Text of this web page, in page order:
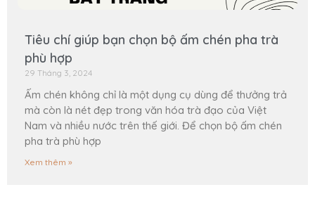
Tiêu chí giúp bạn chọn bộ ấm chén pha trà
phù hợp
29 Tháng 3, 2024
Ấm chén không chỉ là một dụng cụ dùng để thưởng trả
mà còn là nét đẹp trong văn hóa trà đạo của Việt
Nam và nhiều nước trên thế giới. Để chọn bộ ấm chén
pha trà phù hợp
Xem thêm »